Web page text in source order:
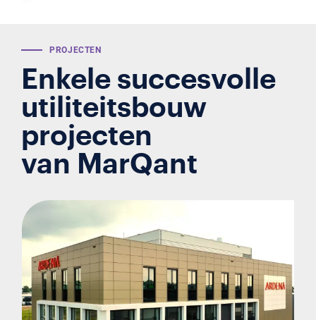
PROJECTEN
Enkele succesvolle
utiliteitsbouw
projecten
van MarQant